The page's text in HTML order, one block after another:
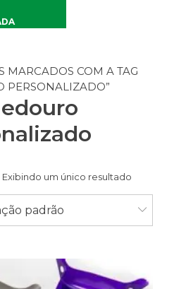
MARCADOS COM A TAG
PERSONALIZADO”
Exibindo um único resultado
padrão